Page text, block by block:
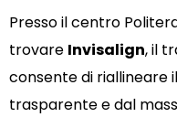
Presso il centro
trovare Invisalign, il
consente di riallineare
trasparente e dal